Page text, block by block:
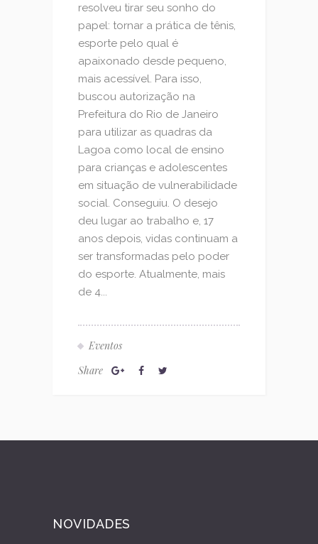
resolveu tirar seu sonho do
papel: tornar a prática de tênis,
esporte pelo qual é
apaixonado desde pequeno,
mais acessível. Para isso,
buscou autorização na
Prefeitura do Rio de Janeiro
para utilizar as quadras da
Lagoa como local de ensino
para crianças e adolescentes
em situação de vulnerabilidade
social. Conseguiu. O desejo
deu lugar ao trabalho e, 17
anos depois, vidas continuam a
ser transformadas pelo poder
do esporte. Atualmente, mais
de 4...
Eventos
Share
NOVIDADES